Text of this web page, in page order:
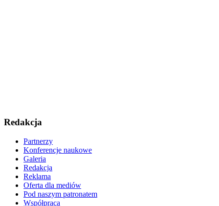
Redakcja
Partnerzy
Konferencje naukowe
Galeria
Redakcja
Reklama
Oferta dla mediów
Pod naszym patronatem
Współpraca